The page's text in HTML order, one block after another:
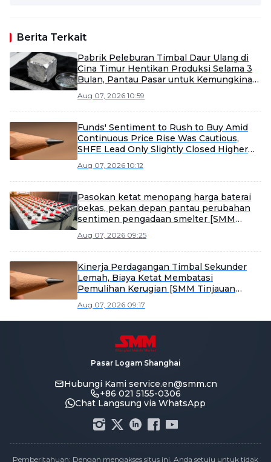
Berita Terkait
Pabrik Peleburan Timbal Daur Ulang di
Cina Timur Hentikan Produksi Selama 3
Bulan, Pantau Pasar untuk Kemungkinan
Aug 07, 2026 10:59
Funds' Sentiment to Rush to Buy Amid
Continuous Price Rise Was Cautious,
SHFE Lead Only Slightly Closed Higher
Aug 07, 2026 10:12
Pasokan ketat menopang harga baterai
bekas, pekan depan pantau perubahan
sentimen pengadaan smelter [SMM
Aug 07, 2026 09:25
Kinerja Perdagangan Timbal Sekunder
Lemah, Biaya Ketat Membatasi
Pemulihan Kerugian [SMM Tinjauan
Aug 07, 2026 09:17
Pasar Logam Shanghai
Hubungi Kami service.en@smm.cn
+86 021 5155-0306
Chat Langsung via WhatsApp
Pemberitahuan: Dengan mengakses situs ini, Anda setuju untuk tidak